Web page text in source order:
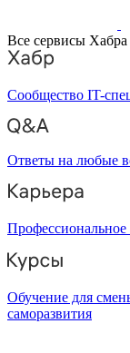
Все сервисы Хабра
Сообщество IT-
Ответы на любые
Профессиональное
Обучение для
саморазвития